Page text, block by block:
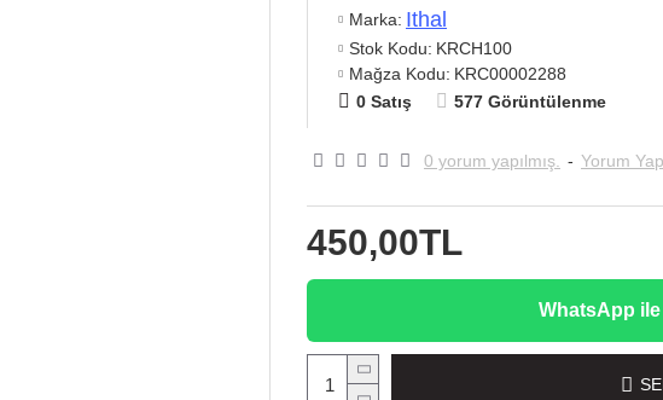
Marka: Ithal
Stok Kodu: KRCH100
Mağza Kodu: KRC00002288
0 Satış
577 Görüntülenme
0 yorum yapılmış. - Yorum Yap
450,00TL
WhatsApp